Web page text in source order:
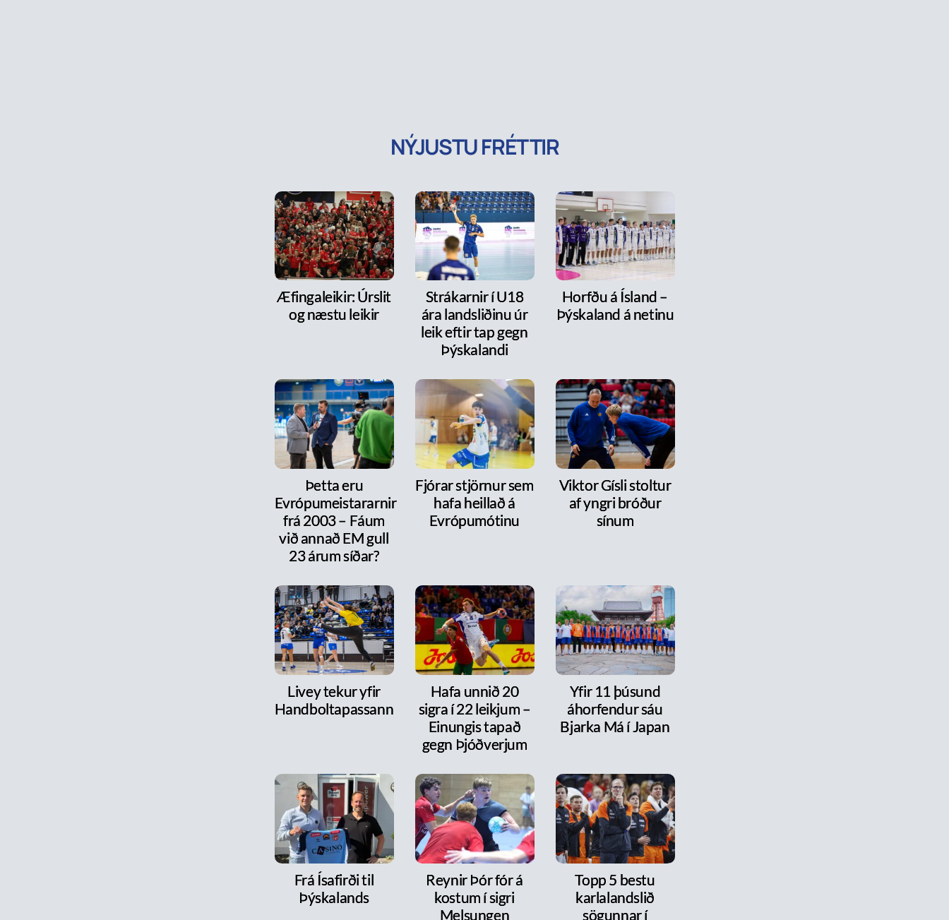
NÝJUSTU FRÉTTIR
Æfingaleikir: Úrslit
og næstu leikir
Strákarnir í U18
ára landsliðinu úr
leik eftir tap gegn
Þýskalandi
Horfðu á Ísland –
Þýskaland á netinu
Þetta eru
Evrópumeistararnir
frá 2003 – Fáum
við annað EM gull
23 árum síðar?
Fjórar stjörnur sem
hafa heillað á
Evrópumótinu
Viktor Gísli stoltur
af yngri bróður
sínum
Livey tekur yfir
Handboltapassann
Hafa unnið 20
sigra í 22 leikjum –
Einungis tapað
gegn Þjóðverjum
Yfir 11 þúsund
áhorfendur sáu
Bjarka Má í Japan
Frá Ísafirði til
Þýskalands
Reynir Þór fór á
kostum í sigri
Melsungen
Topp 5 bestu
karlalandslið
sögunnar í